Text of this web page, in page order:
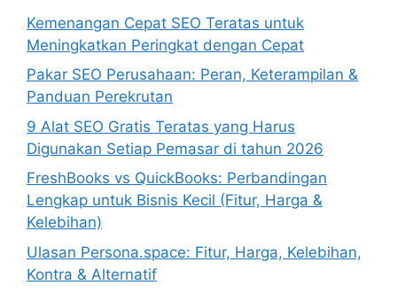
Kemenangan Cepat SEO Teratas untuk
Meningkatkan Peringkat dengan Cepat
Pakar SEO Perusahaan: Peran, Keterampilan &
Panduan Perekrutan
9 Alat SEO Gratis Teratas yang Harus
Digunakan Setiap Pemasar di tahun 2026
FreshBooks vs QuickBooks: Perbandingan
Lengkap untuk Bisnis Kecil (Fitur, Harga &
Kelebihan)
Ulasan Persona.space: Fitur, Harga, Kelebihan,
Kontra & Alternatif